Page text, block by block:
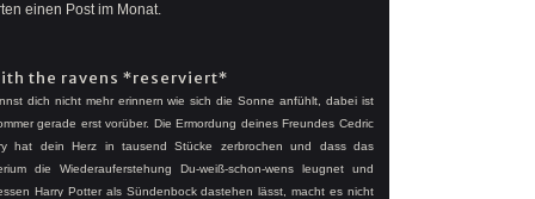
einen Post im Monat.
the ravens *reserviert*
dich nicht mehr erinnern wie sich die Sonne anfühlt, dabei ist
gerade erst vorüber. Die Ermordung deines Freundes Cedric
hat dein Herz in tausend Stücke zerbrochen und dass das
die Wiederauferstehung Du-weiß-schon-wens leugnet und
Harry Potter als Sündenbock dastehen lässt, macht es nicht